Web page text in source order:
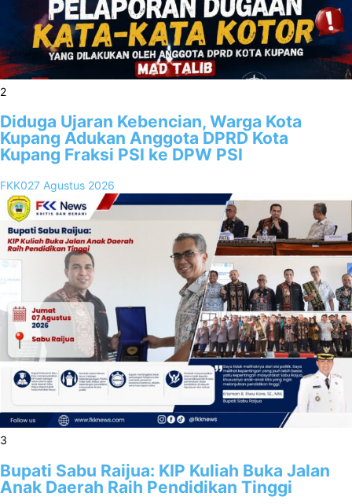
2
Diduga Ujaran Kebencian, Warga Kota
Kupang Adukan Anggota DPRD Kota
Kupang Fraksi PSI ke DPW PSI
FKK027 Agustus 2026
3
Bupati Sabu Raijua: KIP Kuliah Buka Jalan
Anak Daerah Raih Pendidikan Tinggi